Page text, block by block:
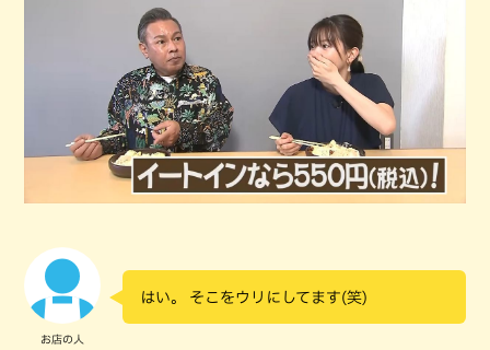
お店の人
はい。 そこをウリにしてます(笑)